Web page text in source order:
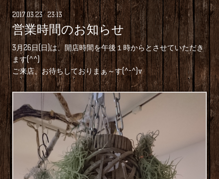
2017.03.23 23:13
営業時間のお知らせ
3月26日(日)は、開店時間を午後１時からとさせていただき
ます(^^)
ご来店、お待ちしておりまぁ～す(^-^)v